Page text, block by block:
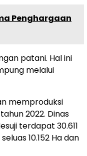
Penghargaan
patani. Hal ini
melalui
memproduksi
2022. Dinas
terdapat 30.611
10.152 Ha dan